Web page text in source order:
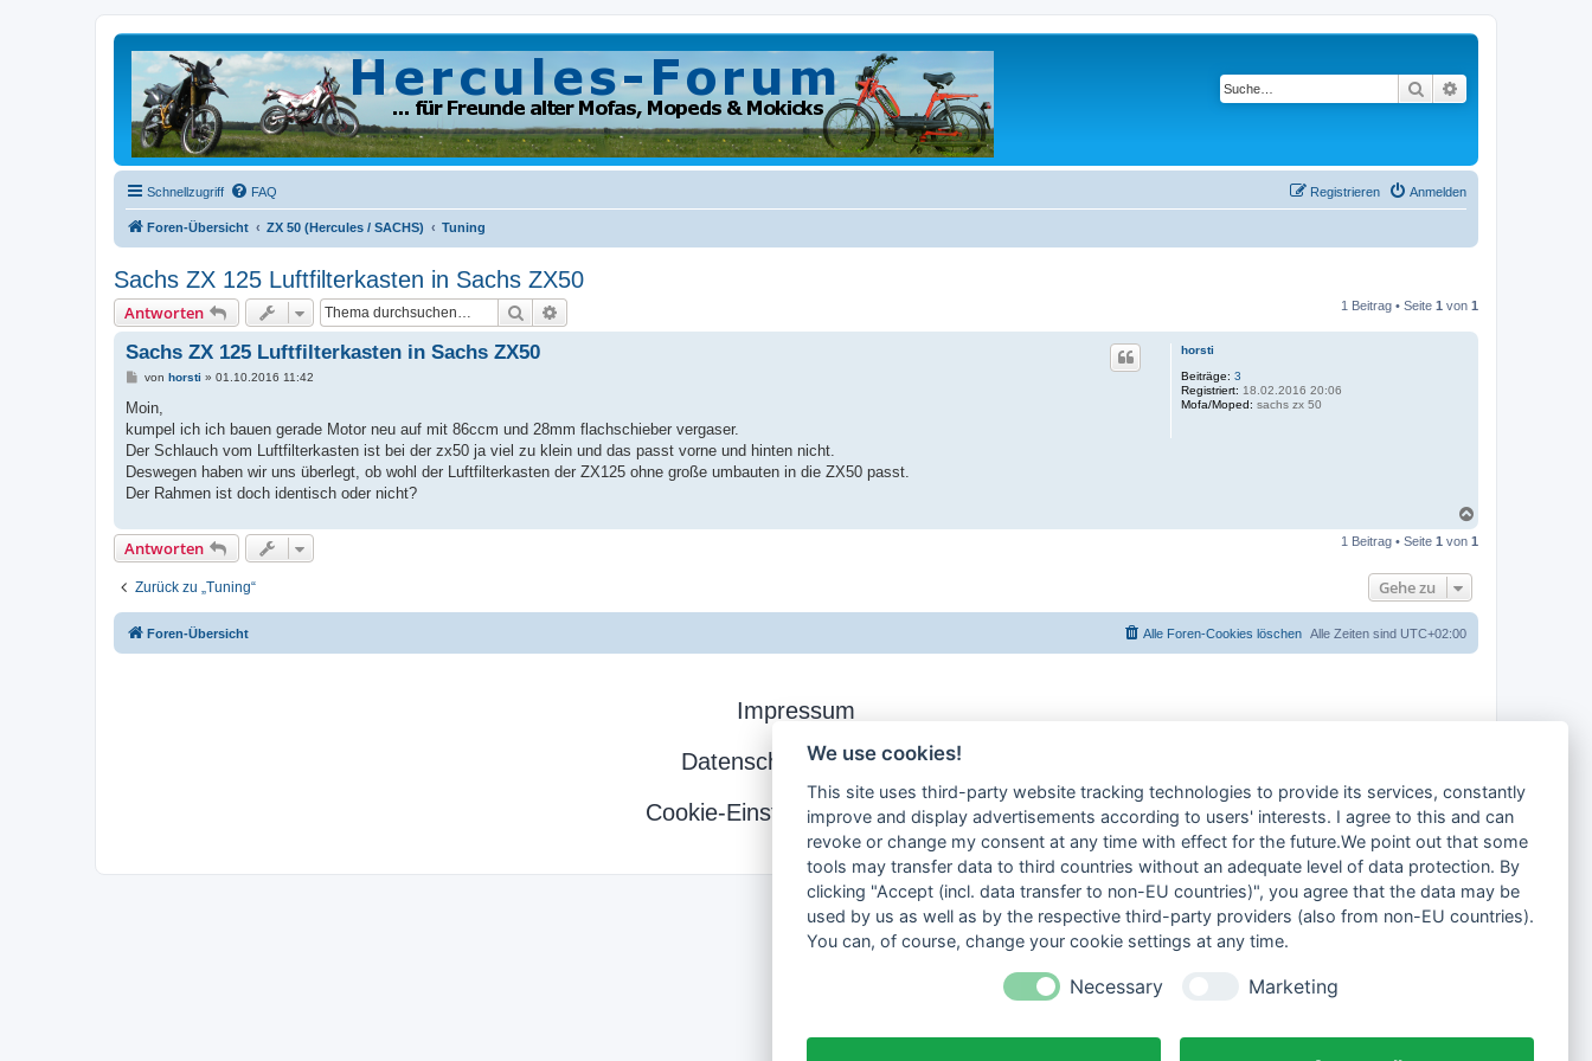
Suche
Schnellzugriff FAQ Anmelden
Registrieren
Foren-Übersicht ZX 50 (Hercules / SACHS) Tuning
Sachs ZX 125 Luftfilterkasten in Sachs ZX50
Antworten Suche 1 Beitrag • Seite 1 von 1
horsti
Beiträge: 3
Registriert: 18.02.2016 20:06
Mofa/Moped: sachs zx 50
Sachs ZX 125 Luftfilterkasten in Sachs ZX50
B
i
r
a
von horsti » 01.10.2016 11:42
Moin,
kumpel ich ich bauen gerade Motor neu auf mit 86ccm und 28mm flachschieber vergaser.
Der Schlauch vom Luftfilterkasten ist bei der zx50 ja viel zu klein und das passt vorne und hinten nicht.
Deswegen haben wir uns überlegt, ob wohl der Luftfilterkasten der ZX125 ohne große umbauten in die ZX50 passt.
Der Rahmen ist doch identisch oder nicht?
c
Antworten 1 Beitrag • Seite 1 von 1
Zurück zu „Tuning“ Gehe zu
Foren-Übersicht Alle Zeiten sind UTC+02:00
Alle Foren-Cookies löschen
Impressum
Datenschutzerklärung
Cookie-Einstellungen ändern
We use cookies!
This site uses third-party website tracking technologies to provide its services, constantly
improve and display advertisements according to users' interests. I agree to this and can
revoke or change my consent at any time with effect for the future.We point out that some
tools may transfer data to third countries without an adequate level of data protection. By
clicking "Accept (incl. data transfer to non-EU countries)", you agree that the data may be
used by us as well as by the respective third-party providers (also from non-EU countries).
You can, of course, change your cookie settings at any time.
Necessary Marketing